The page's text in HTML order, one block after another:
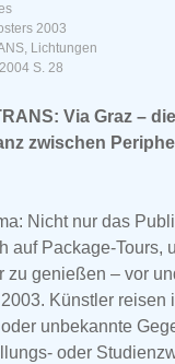
2003
Lichtungen
S. 28
Via Graz –
zwischen
Nicht nur das
auf Package-Tours,
zu genießen – vor
Künstler reisen
unbekannte
oder